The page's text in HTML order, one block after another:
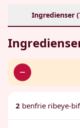
Ingredienser (
2 benfrie ribeye-